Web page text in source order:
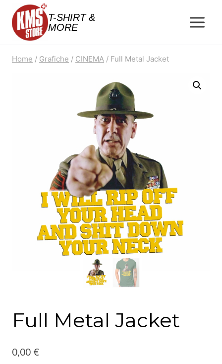
Salta
contenuto
T-SHIRT &
MORE
Home / Grafiche / CINEMA / Full Metal Jacket
Full Metal Jacket
0,00 €